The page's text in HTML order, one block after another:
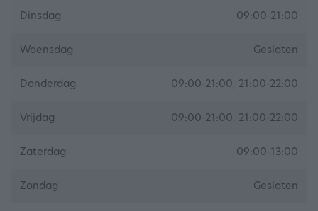
Dinsdag 09:00-21:00
Woensdag Gesloten
Donderdag 09:00-21:00, 21:00-22:00
Vrijdag 09:00-21:00, 21:00-22:00
Zaterdag 09:00-13:00
Zondag Gesloten